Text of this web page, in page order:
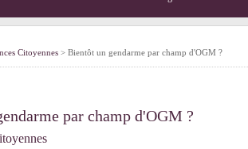
Citoyennes > Bientôt un gendarme par champ d'OGM ?
par champ d'OGM ?